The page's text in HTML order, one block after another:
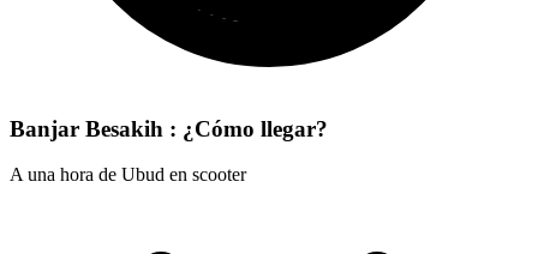
Banjar Besakih : ¿Cómo llegar?
A una hora de Ubud en scooter